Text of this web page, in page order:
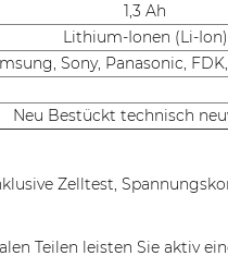
1,3 Ah
Lithium-Ionen (Li-Ion)
Sony, Panasonic, FDK,
Neu Bestückt technisch
Zelltest,
Teilen leisten Sie aktiv